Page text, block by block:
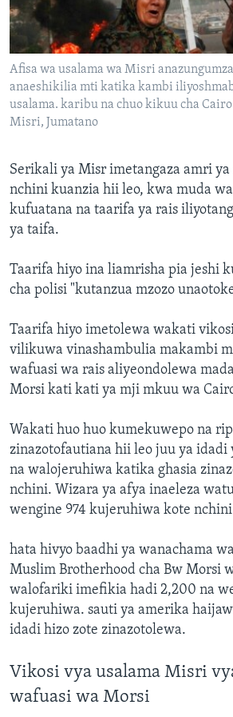
Afisa wa usalama wa Misri
anaeshikilia mti katika kambi
usalama. karibu na chuo kikuu cha
Misri, Jumatano
Serikali ya Misr imetangaza amri
nchini kuanzia hii leo, kwa muda
kufuatana na taarifa ya rais
ya taifa.
Taarifa hiyo ina liamrisha pia jeshi
cha polisi "kutanzua mzozo
Taarifa hiyo imetolewa wakati
vilikuwa vinashambulia makambi
wafuasi wa rais aliyeondolewa
Morsi kati kati ya mji mkuu wa
Wakati huo huo kumekuwepo na
zinazotofautiana hii leo juu ya
na walojeruhiwa katika ghasia
nchini. Wizara ya afya inaeleza
wengine 974 kujeruhiwa kote
hata hivyo baadhi ya wanachama
Muslim Brotherhood cha Bw Morsi
walofariki imefikia hadi 2,200 na
kujeruhiwa. sauti ya amerika
idadi hizo zote zinazotolewa.
Vikosi vya usalama Misri
wafuasi wa Morsi